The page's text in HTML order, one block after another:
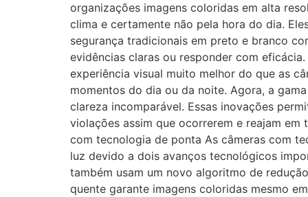
organizações imagens coloridas em alta
clima e certamente não pela hora do dia.
segurança tradicionais em preto e branco
evidências claras ou responder com
experiência visual muito melhor do que as
momentos do dia ou da noite. Agora, a
clareza incomparável. Essas inovações
violações assim que ocorrerem e reajam
com tecnologia de ponta As câmeras com
luz devido a dois avanços tecnológicos
também usam um novo algoritmo de
quente garante imagens coloridas mesmo